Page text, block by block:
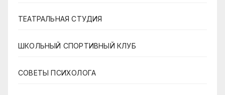
ТЕАТРАЛЬНАЯ СТУДИЯ
ШКОЛЬНЫЙ СПОРТИВНЫЙ КЛУБ
СОВЕТЫ ПСИХОЛОГА